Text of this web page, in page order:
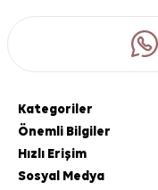
Kategoriler
Önemli Bilgiler
Hızlı Erişim
Sosyal Medya